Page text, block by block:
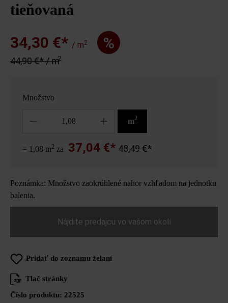
tieňovaná
34,30 €* / m2 %
44,90 €* / m2
Množstvo
m2
= 1,08 m2 za 37,04 €* 48,49 €*
Poznámka: Množstvo zaokrúhlené nahor vzhľadom na jednotku
balenia.
Nájdite predajcu vo vašom okolí
Pridať do zoznamu želaní
Tlač stránky
Číslo produktu: 22525